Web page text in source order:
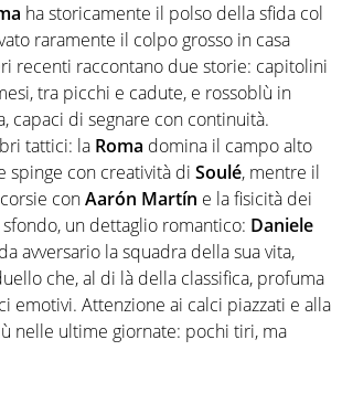
ha storicamente il polso della sfida col
raramente il colpo grosso in casa
recenti raccontano due storie: capitolini
tra picchi e cadute, e rossoblù in
capaci di segnare con continuità.
tattici: la Roma domina il campo alto
spinge con creatività di Soulé, mentre il
conAarón Martín e la fisicità dei
un dettaglio romantico: Daniele
avversario la squadra della sua vita,
che, al di là della classifica, profuma
emotivi. Attenzione ai calci piazzati e alla
nelle ultime giornate: pochi tiri, ma